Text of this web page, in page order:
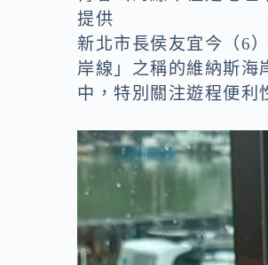
提供
新北市長侯友宜今（6
岸線」之稱的維納斯海
中，特別關注遊程便利